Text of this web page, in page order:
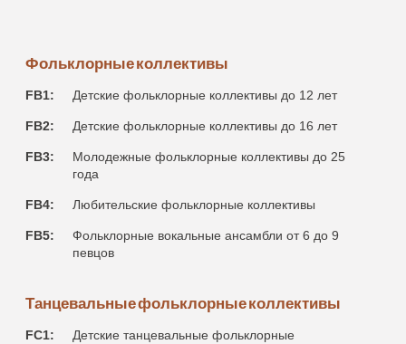
Фольклорные коллективы
FB1: Детские фольклорные коллективы до 12 лет
FB2: Детские фольклорные коллективы до 16 лет
FB3:
Молодежные фольклорные коллективы до 25
годa
FB4: Любительские фольклорные коллективы
FB5:
Фольклорные вокальные ансамбли от 6 до 9
певцов
Танцевальные фольклорные коллективы
FC1:
Детские танцевальные фольклорные